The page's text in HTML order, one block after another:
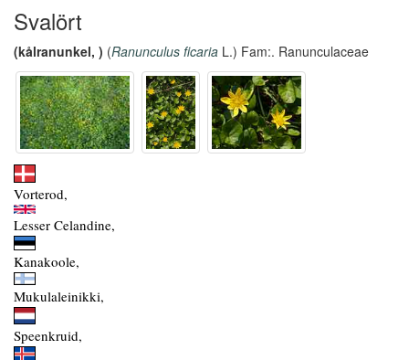
Svalört
(kålranunkel, ) (Ranunculus ficaria L.) Fam:. Ranunculaceae
Vorterod,
Lesser Celandine,
Kanakoole,
Mukulaleinikki,
Speenkruid,